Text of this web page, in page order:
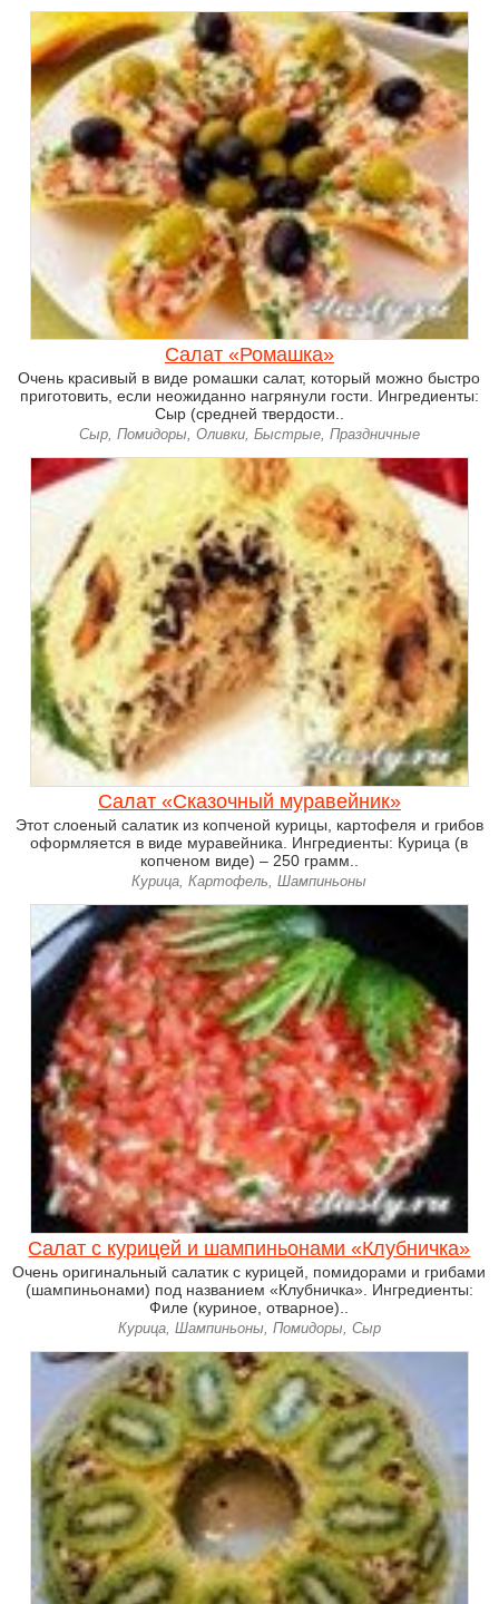
Салат «Ромашка»
Очень красивый в виде ромашки салат, который можно быстро
приготовить, если неожиданно нагрянули гости. Ингредиенты:
Сыр (средней твердости..
Сыр, Помидоры, Оливки, Быстрые, Праздничные
Салат «Сказочный муравейник»
Этот слоеный салатик из копченой курицы, картофеля и грибов
оформляется в виде муравейника. Ингредиенты: Курица (в
копченом виде) – 250 грамм..
Курица, Картофель, Шампиньоны
Салат с курицей и шампиньонами «Клубничка»
Очень оригинальный салатик с курицей, помидорами и грибами
(шампиньонами) под названием «Клубничка». Ингредиенты:
Филе (куриное, отварное)..
Курица, Шампиньоны, Помидоры, Сыр